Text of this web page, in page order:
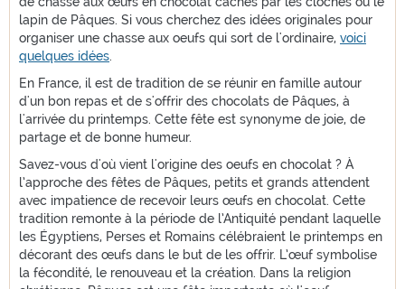
lapin de Pâques. Si vous cherchez des idées originales pour
organiser une chasse aux oeufs qui sort de l'ordinaire, voici
quelques idées.
En France, il est de tradition de se réunir en famille autour
d'un bon repas et de s'offrir des chocolats de Pâques, à
l'arrivée du printemps. Cette fête est synonyme de joie, de
partage et de bonne humeur.
Savez-vous d'où vient l'origine des oeufs en chocolat ? À
l’approche des fêtes de Pâques, petits et grands attendent
avec impatience de recevoir leurs œufs en chocolat. Cette
tradition remonte à la période de l’Antiquité pendant laquelle
les Égyptiens, Perses et Romains célébraient le printemps en
décorant des œufs dans le but de les offrir. L’œuf symbolise
la fécondité, le renouveau et la création. Dans la religion